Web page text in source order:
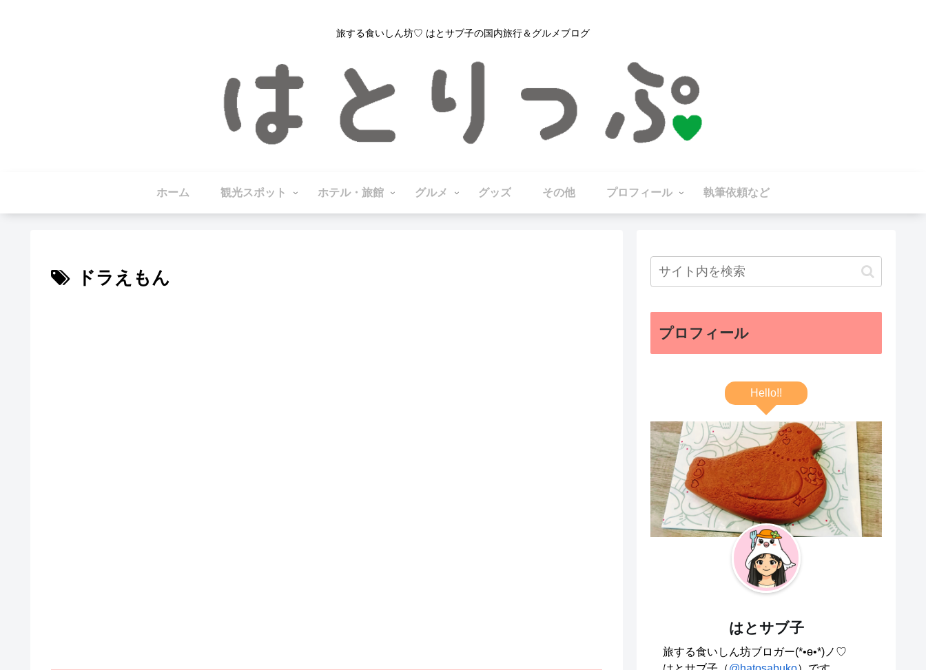
旅する食いしん坊♡ はとサブ子の国内旅行＆グルメブログ
ホーム 観光スポット ホテル・旅館 グルメ グッズ その他 プロフィール 執筆依頼など
ドラえもん
プロフィール
Hello!!
はとサブ子
旅する食いしん坊ブロガー(*•ө•*)ノ♡